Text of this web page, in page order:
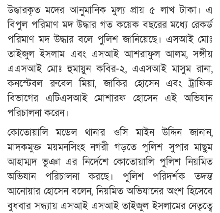
উদ্ধারকৃত মদের আনুমানিক মুল্য প্রায় ৫ লাখ টাকা। এ
বিপুল পরিমাণ মদ উদ্ধার গত কয়েক বছরের মধ্যে রেকর্ড
পরিমাণ মদ উদ্ধার বলে পুলিশ জানিয়েছে। এসআই মোঃ
তাইজুল ইসলাম এবং এসআই আশরাফুল আলম, সঙ্গীয়
এএসআই মোঃ হুমায়ুন কবির-২, এএসআই মাসুম রানা,
কনস্টেবল রুবেল মিয়া, জাকির হোসেন এবং ট্রাফিক
বিভাগের এটিএসআই মোশারফ হোসেন এই অভিযান
পরিচালনা করেন।
কোতোয়ালি মডেল থানার ওসি মাইন উদ্দিন জানান,
মাদকমুক্ত ময়মনসিংহ নগরী গড়তে পুলিশ সুপার মাছুম
আহাম্মদ ভুঞা এর নির্দেশে কোতোয়ালি পুলিশ নিয়মিত
অভিযান পরিচালনা করছে। পুলিশ পরিদর্শক তদন্ত
আনোয়ার হোসেন বলেন, নিয়মিত অভিযানের অংশ হিসেবে
বুধবার সন্ধ্যায় এসআই এসআই তাইজুল ইসলামের নেতৃত্বে